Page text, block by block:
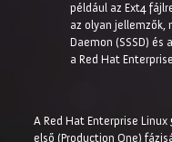
például az Ext4
az olyan jellemzők,
Daemon (SSSD)
a Red Hat
A Red Hat Enterprise
első (Production One)